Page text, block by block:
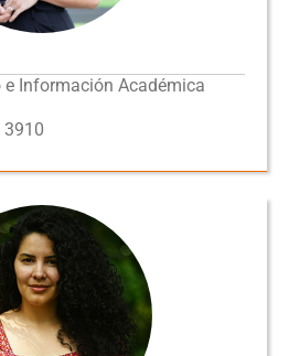
e Información Académica
3910